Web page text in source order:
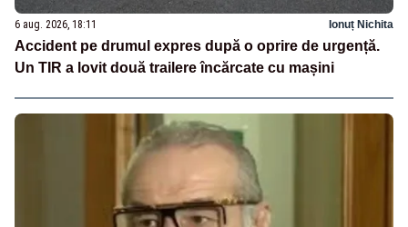
6 aug. 2026, 18:11 Ionuț Nichita
Accident pe drumul expres după o oprire de urgență.
Un TIR a lovit două trailere încărcate cu mașini